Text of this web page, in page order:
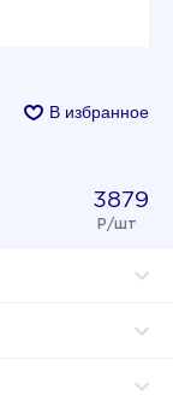
В избранное
3879
Р/шт